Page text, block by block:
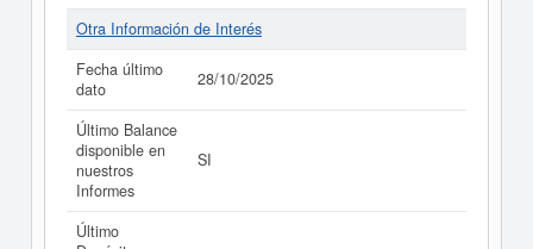
Otra Información de Interés
Fecha último
dato
28/10/2025
Último Balance
disponible en
nuestros
Informes
SI
Último